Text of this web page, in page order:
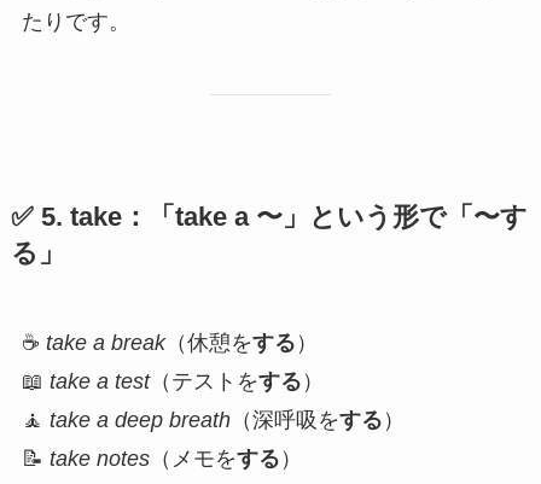
たりです。
✅ 5. take：「take a 〜」という形で「〜す
る」
☕ take a break（休憩をする ）
📖 take a test（テストをする ）
🧘 take a deep breath（深呼吸をする ）
📝 take notes（メモをする ）